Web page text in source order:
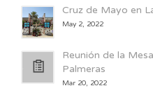
Cruz de Mayo en
May 2, 2022
Reunión de la
Palmeras
Mar 20, 2022